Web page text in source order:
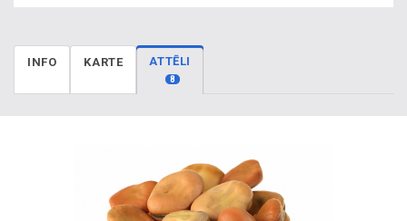
INFO KARTE ATTĒLI
8